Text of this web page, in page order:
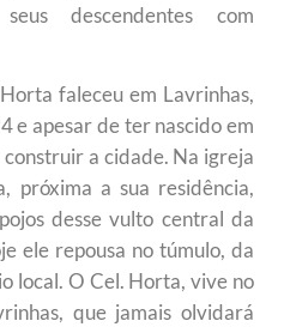
descendentes com
faleceu em Lavrinhas,
e apesar de ter nascido em
a cidade. Na igreja
próxima a sua residência,
desse vulto central da
ele repousa no túmulo, da
local. O Cel. Horta, vive no
que jamais olvidará